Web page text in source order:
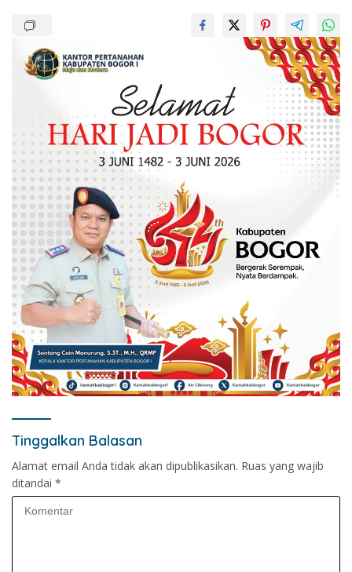
Tinggalkan Balasan
Alamat email Anda tidak akan dipublikasikan. Ruas yang wajib
ditandai *